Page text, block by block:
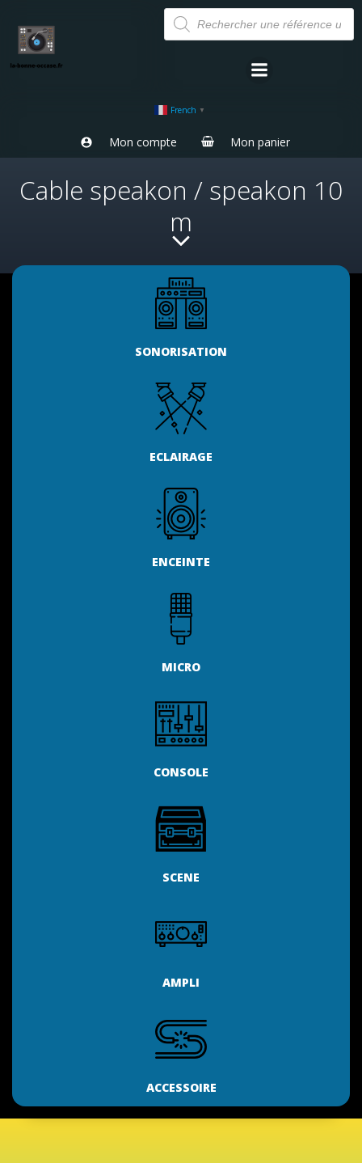
Aller
au
contenu
Recherche
de
produits
French ▼
Mon compte Mon panier
Cable speakon / speakon 10
m
SONORISATION
ECLAIRAGE
ENCEINTE
MICRO
CONSOLE
SCENE
AMPLI
ACCESSOIRE